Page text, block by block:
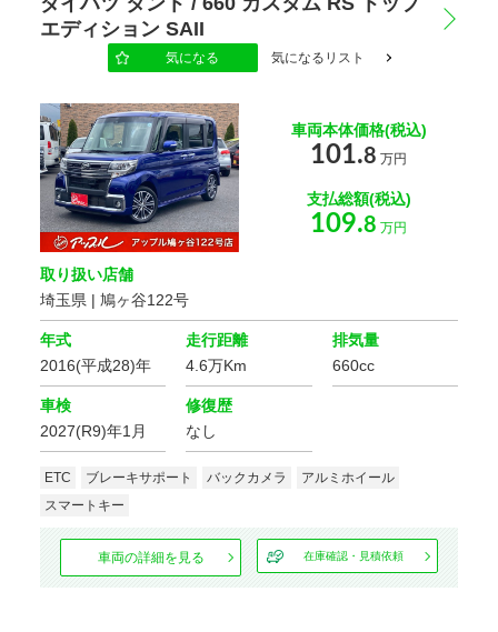
電動シート
シートエアコン
エディション SAII
気になる 気になるリスト
車両本体価格(税込)
101.8 万円
支払総額(税込)
109.8 万円
取り扱い店舗
埼玉県 | 鳩ヶ谷122号
年式
2016(平成28)年
走行距離
4.6万Km
排気量
660cc
車検
2027(R9)年1月
修復歴
なし
ETC ブレーキサポート バックカメラ
アルミホイール
スマートキー
車両の詳細を見る 在庫確認・見積依頼